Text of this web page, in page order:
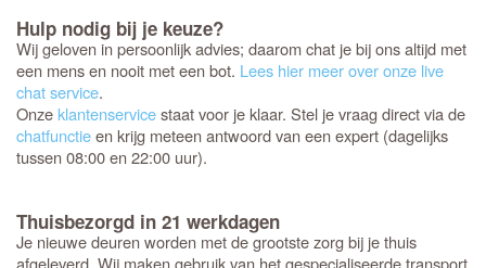
Hulp nodig bij je keuze?
Wij geloven in persoonlijk advies; daarom chat je bij ons altijd met
een mens en nooit met een bot. Lees hier meer over onze live
chat service.
Onzeklantenservicestaat voor je klaar. Stel je vraag direct via de
chatfunctieen krijg meteen antwoord van een expert (dagelijks
tussen 08:00 en 22:00 uur).
Thuisbezorgd in 21 werkdagen
Je nieuwe deuren worden met de grootste zorg bij je thuis
afgeleverd. Wij maken gebruik van het gespecialiseerde transport